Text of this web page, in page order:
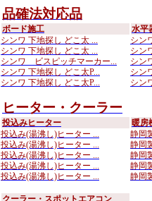
品確法対応品
ボード施工
シンワ 下地探し どこ太 ...
シンワ 下地探し どこ太 ...
シンワ ビスピッチマーカー...
シンワ 下地探し どこ太P...
シンワ 下地探し どこ太P...
水平
シン
シン
シン
シン
シン
ヒーター・クーラー
投込みヒーター
投込み(湯沸し)ヒーター ...
投込み(湯沸し)ヒーター ...
投込み(湯沸し)ヒーター ...
投込み(湯沸し)ヒーター ...
投込み(湯沸し)ヒーター ...
暖房
静岡
静岡
静岡
静岡
静岡
クーラー・スポットエアコン